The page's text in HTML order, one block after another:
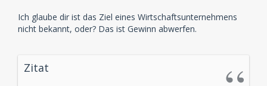
Ich glaube dir ist das Ziel eines Wirtschaftsunternehmens
nicht bekannt, oder? Das ist Gewinn abwerfen.
Zitat